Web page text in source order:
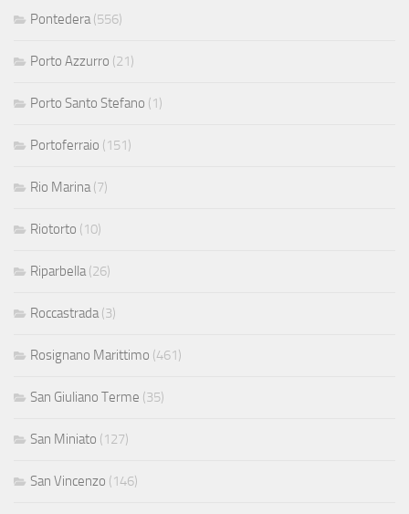
Pontedera (556)
Porto Azzurro (21)
Porto Santo Stefano (1)
Portoferraio (151)
Rio Marina (7)
Riotorto (10)
Riparbella (26)
Roccastrada (3)
Rosignano Marittimo (461)
San Giuliano Terme (35)
San Miniato (127)
San Vincenzo (146)